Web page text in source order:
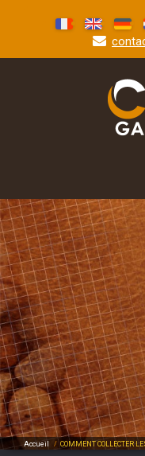
Accueil / COMMENT COLLECTER